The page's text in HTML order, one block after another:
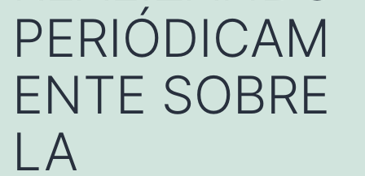
PERIÓDICAM
ENTE SOBRE
LA